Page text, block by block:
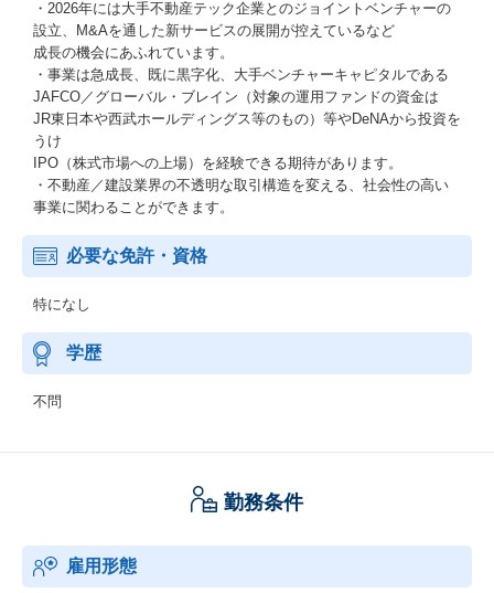
・2026年には大手不動産テック企業とのジョイントベンチャーの
設立、M&Aを通した新サービスの展開が控えているなど
成長の機会にあふれています。
・事業は急成長、既に黒字化、大手ベンチャーキャピタルである
JAFCO／グローバル・ブレイン（対象の運用ファンドの資金は
JR東日本や西武ホールディングス等のもの）等やDeNAから投資を
うけ
IPO（株式市場への上場）を経験できる期待があります。
・不動産／建設業界の不透明な取引構造を変える、社会性の高い
事業に関わることができます。
必要な免許・資格
特になし
学歴
不問
勤務条件
雇用形態